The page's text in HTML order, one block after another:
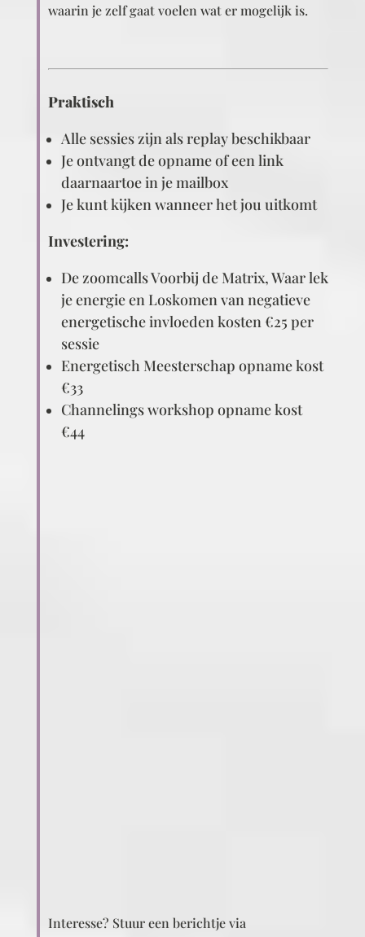
waarin je zelf gaat voelen wat er mogelijk is.
Praktisch
Alle sessies zijn als replay beschikbaar
Je ontvangt de opname of een link
daarnaartoe in je mailbox
Je kunt kijken wanneer het jou uitkomt
Investering:
De zoomcalls Voorbij de Matrix, Waar lek
je energie en Loskomen van negatieve
energetische invloeden kosten €25 per
sessie
Energetisch Meesterschap opname kost
€33
Channelings workshop opname kost
€44
Interesse? Stuur een berichtje via